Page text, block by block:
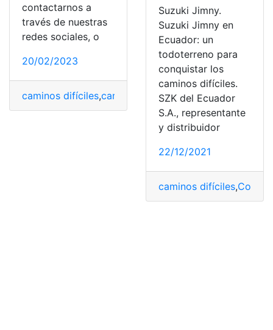
contactarnos a
través de nuestras
redes sociales, o
20/02/2023
caminos difíciles,carro eléctrico,Coches,Volkswagen
Suzuki Jimny.
Suzuki Jimny en
Ecuador: un
todoterreno para
conquistar los
caminos difíciles.
SZK del Ecuador
S.A., representante
y distribuidor
22/12/2021
caminos difíciles,